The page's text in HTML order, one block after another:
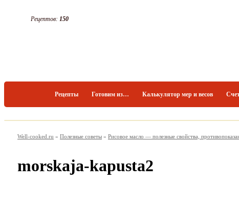
Рецептов: 150
Рецепты Готовим из… Калькулятор мер и весов
Well-cooked.ru » Полезные советы » Рисовое масло — полезные свойства,
morskaja-kapusta2